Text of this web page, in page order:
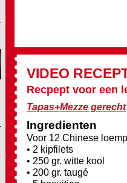
VIDEO
Recpept voor een
Tapas+Mezze gerecht
Ingredienten
Voor 12 Chinese
• 2 kipfilets
• 250 gr. witte kool
• 200 gr. taugé